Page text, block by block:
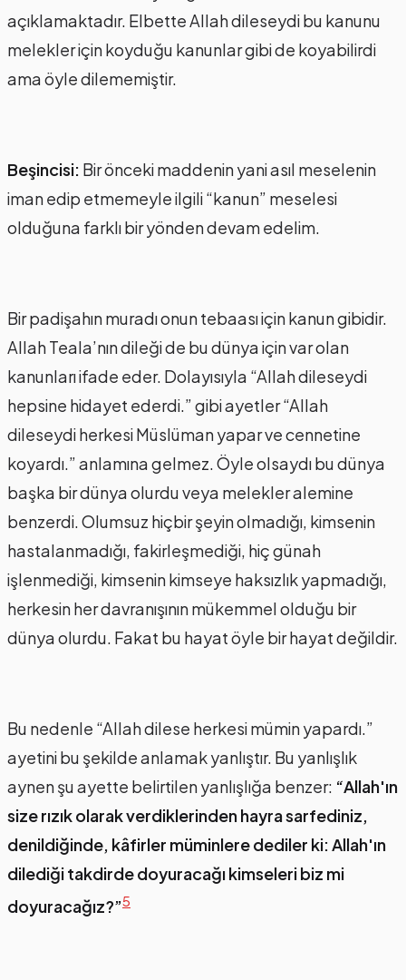
açıklamaktadır. Elbette Allah dileseydi bu kanunu
melekler için koyduğu kanunlar gibi de koyabilirdi
ama öyle dilememiştir.
Beşincisi: Bir önceki maddenin yani asıl meselenin
iman edip etmemeyle ilgili “kanun” meselesi
olduğuna farklı bir yönden devam edelim.
Bir padişahın muradı onun tebaası için kanun gibidir.
Allah Teala’nın dileği de bu dünya için var olan
kanunları ifade eder. Dolayısıyla “Allah dileseydi
hepsine hidayet ederdi.” gibi ayetler “Allah
dileseydi herkesi Müslüman yapar ve cennetine
koyardı.” anlamına gelmez. Öyle olsaydı bu dünya
başka bir dünya olurdu veya melekler alemine
benzerdi. Olumsuz hiçbir şeyin olmadığı, kimsenin
hastalanmadığı, fakirleşmediği, hiç günah
işlenmediği, kimsenin kimseye haksızlık yapmadığı,
herkesin her davranışının mükemmel olduğu bir
dünya olurdu. Fakat bu hayat öyle bir hayat değildir.
Bu nedenle “Allah dilese herkesi mümin yapardı.”
ayetini bu şekilde anlamak yanlıştır. Bu yanlışlık
aynen şu ayette belirtilen yanlışlığa benzer: “Allah'ın
size rızık olarak verdiklerinden hayra sarfediniz,
denildiğinde, kâfirler müminlere dediler ki: Allah'ın
dilediği takdirde doyuracağı kimseleri biz mi
doyuracağız?”5